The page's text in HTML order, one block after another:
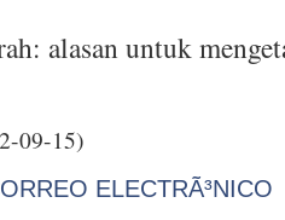
alasan untuk
09-15)
ELECTRÃ³NICO